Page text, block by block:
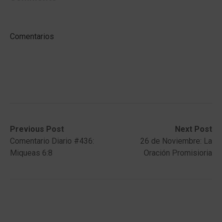
Comentarios
Post
navigation
Previous Post
Previous
post:Comentario Diario #436:
Miqueas 6:8
Next Post
Next
post:
26 de Noviembre: La
Oración Promisioria